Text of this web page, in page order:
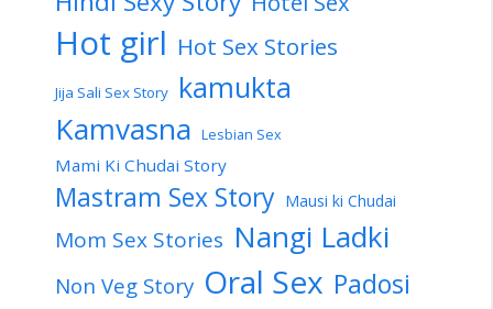
Hot girl Hot Sex Stories
Jija Sali Sex Story kamukta
Kamvasna Lesbian Sex
Mami Ki Chudai Story
Mastram Sex Story Mausi ki Chudai
Mom Sex Stories Nangi Ladki
Non Veg Story Oral Sex Padosi